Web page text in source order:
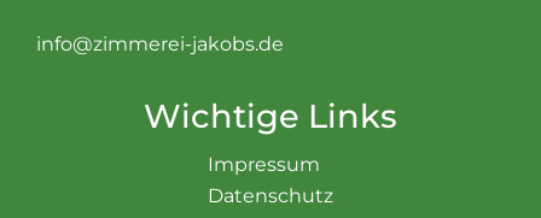
info@zimmerei-jakobs.de
Wichtige Links
Impressum
Datenschutz